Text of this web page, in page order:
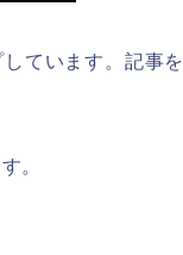
ています。記事を
。